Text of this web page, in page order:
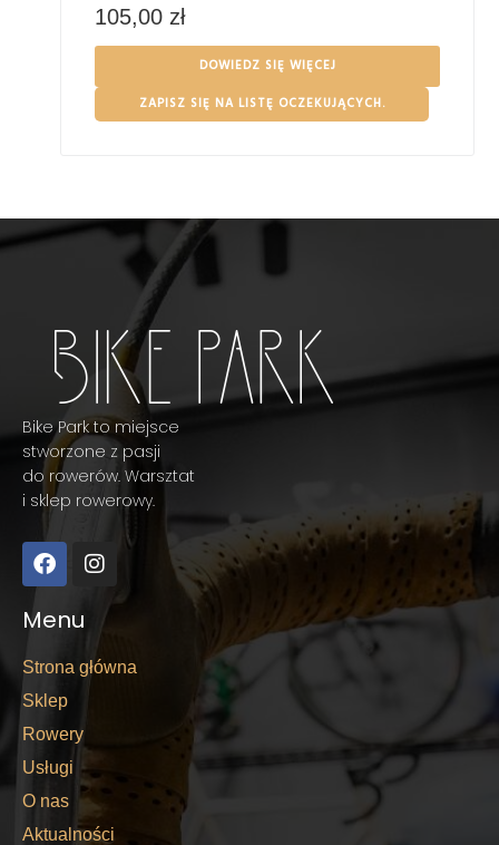
105,00 zł
DOWIEDZ SIĘ WIĘCEJ
ZAPISZ SIĘ NA LISTĘ OCZEKUJĄCYCH.
Bike Park to miejsce
stworzone z pasji
do rowerów. Warsztat
i sklep rowerowy.
Menu
Strona główna
Sklep
Rowery
Usługi
O nas
Aktualności